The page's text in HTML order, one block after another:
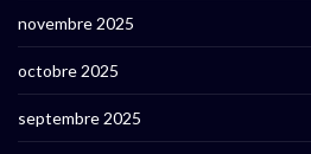
novembre 2025
octobre 2025
septembre 2025